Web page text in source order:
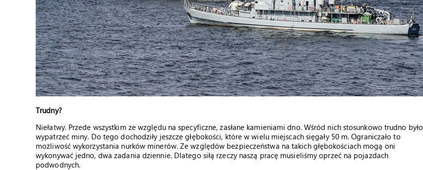
Trudny?
Niełatwy. Przede wszystkim ze względu na specyficzne, zasłane kamieniami dno. Wśród nich stosunkowo trudno było
wypatrzeć miny. Do tego dochodziły jeszcze głębokości, które w wielu miejscach sięgały 50 m. Ograniczało to
możliwość wykorzystania nurków minerów. Ze względów bezpieczeństwa na takich głębokościach mogą oni
wykonywać jedno, dwa zadania dziennie. Dlatego siłą rzeczy naszą pracę musieliśmy oprzeć na pojazdach
podwodnych.